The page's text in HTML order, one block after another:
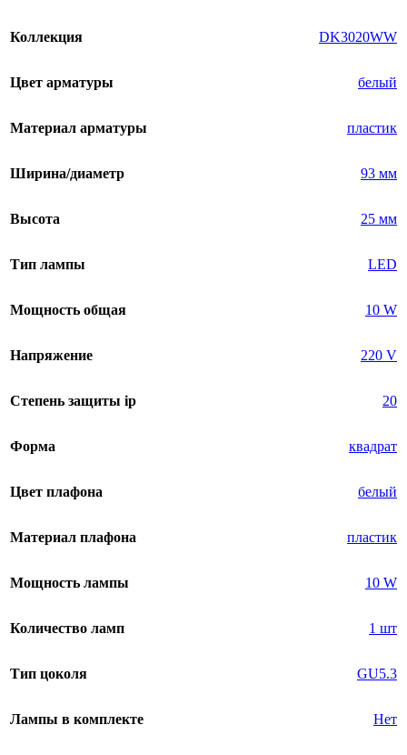
Коллекция DK3020WW
Цвет арматуры белый
Материал арматуры пластик
Ширина/диаметр 93 мм
Высота 25 мм
Тип лампы LED
Мощность общая 10 W
Напряжение 220 V
Степень защиты ip 20
Форма квадрат
Цвет плафона белый
Материал плафона пластик
Мощность лампы 10 W
Количество ламп 1 шт
Тип цоколя GU5.3
Лампы в комплекте Нет